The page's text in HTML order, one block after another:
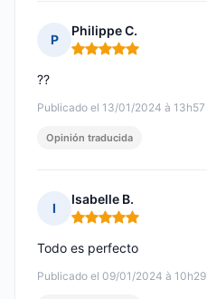
P
Philippe C.
Nota: 5 de 5
Publicado el 13/01/2024 à 13h57
??
Opinión traducida
I
Isabelle B.
Nota: 5 de 5
Publicado el 09/01/2024 à 10h29
Todo es perfecto